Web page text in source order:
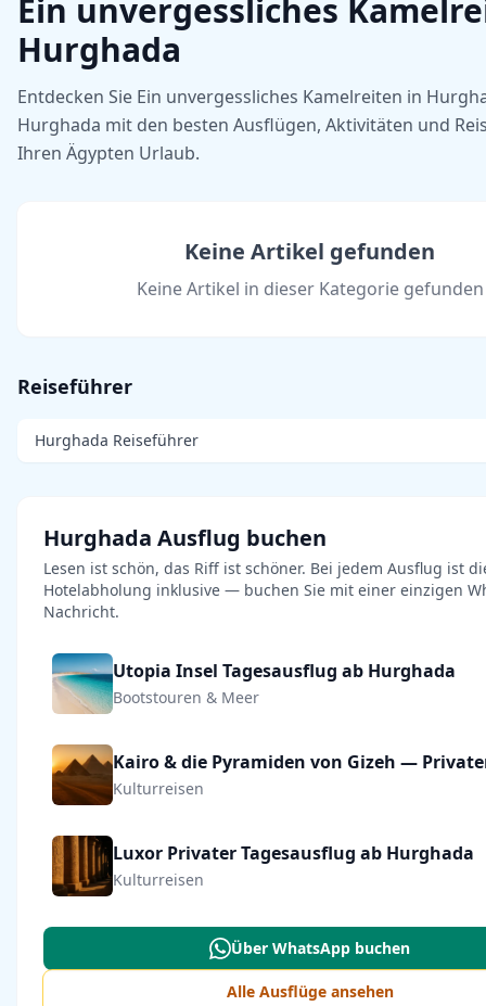
Ein unvergessliches
Hurghada
Entdecken Sie Ein unvergessliches Kamelreiten in
Hurghada mit den besten Ausflügen, Aktivitäten und
Ihren Ägypten Urlaub.
Keine Artikel gefunden
Keine Artikel in dieser Kategorie gefunden
Reiseführer
Hurghada Reiseführer
Hurghada Ausflug buchen
Lesen ist schön, das Riff ist schöner. Bei jedem Ausflug ist
Hotelabholung inklusive — buchen Sie mit einer einzigen
Nachricht.
Utopia Insel Tagesausflug ab Hurghada
Bootstouren & Meer
Kulturreisen
Luxor Privater Tagesausflug ab Hurghada
Kulturreisen
Über WhatsApp buchen
Alle Ausflüge ansehen